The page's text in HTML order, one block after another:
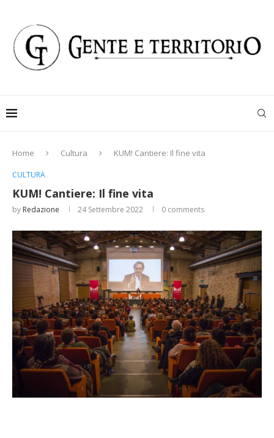
Home Cultura KUM! Cantiere: Il fine vita
CULTURA
KUM! Cantiere: Il fine vita
by Redazione 24 Settembre 2022 0 comments